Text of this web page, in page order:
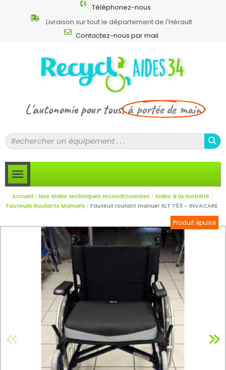
Téléphonez-nous
Livraison sur tout le département de l'Hérault
Contactez-nous par mail
L'autonomie pour tous,à portée de main
Accueil Nos aides techniques reconditionnées
Aides à la mobilité
Fauteuils Roulants Manuels
Fauteuil roulant manuel XLT T53 - INVACARE
Produit épuisé